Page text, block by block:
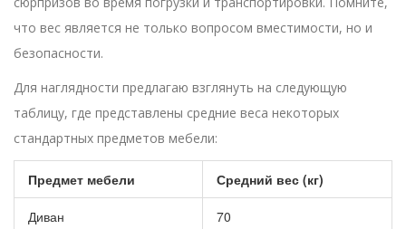
что вес является не только вопросом вместимости, но и
безопасности.
Для наглядности предлагаю взглянуть на следующую
таблицу, где представлены средние веса некоторых
стандартных предметов мебели:
Предмет мебели Средний вес (кг)
Диван 70